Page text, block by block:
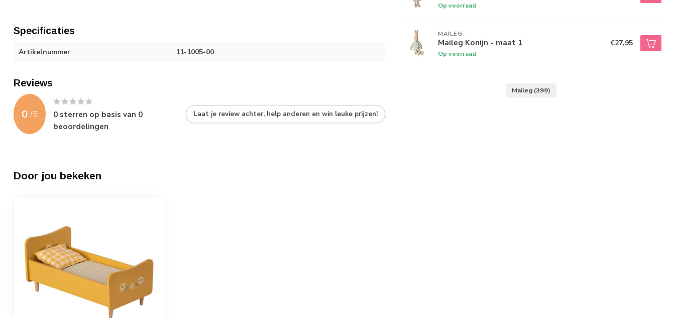
Specificaties
Artikelnummer 11-1005-00
Reviews
0 /5 0 sterren op basis van 0
beoordelingen
Laat je review achter, help anderen en win leuke prijzen!
Op voorraad
MAILEG
Maileg Konijn - maat 1
Op voorraad
€27,95
Maileg (399)
Door jou bekeken